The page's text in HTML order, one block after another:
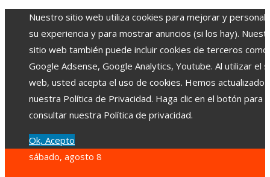
Nuestro sitio web utiliza cookies para mejorar y
su experiencia y para mostrar anuncios (si los hay).
sitio web también puede incluir cookies de terceros como
Google Adsense, Google Analytics, Youtube. Al utilizar el
web, usted acepta el uso de cookies. Hemos actualizado
nuestra Política de Privacidad. Haga clic en el botón para
consultar nuestra Política de privacidad.
Ok, Acepto
sábado, agosto 8